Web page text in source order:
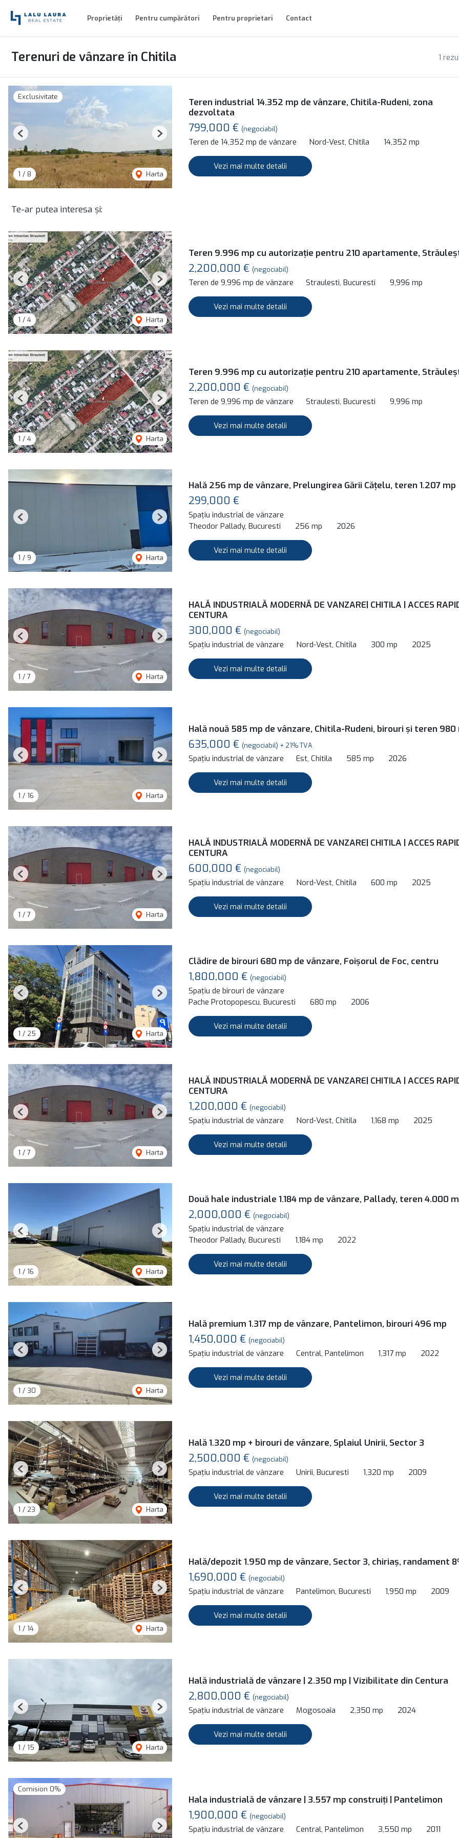
Proprietăți Pentru cumpărători Pentru proprietari Contact
1
Terenuri de vânzare în Chitila
Exclusivitate
1 / 8 Harta
Previous Next
Teren industrial 14.352 mp de vânzare, Chitila-Rudeni, zona
dezvoltata
799,000 € (negociabil)
Teren de 14,352 mp de vânzare Nord-Vest, Chitila 14,352 mp
Vezi mai multe detalii
Te-ar putea interesa și:
1 / 4 Harta
Previous Next
Teren 9.996 mp cu autorizație pentru 210 apartamente,
2,200,000 € (negociabil)
Teren de 9,996 mp de vânzare Straulesti, Bucuresti 9,996 mp
Vezi mai multe detalii
1 / 4 Harta
Previous Next
Teren 9.996 mp cu autorizație pentru 210 apartamente,
2,200,000 € (negociabil)
Teren de 9,996 mp de vânzare Straulesti, Bucuresti 9,996 mp
Vezi mai multe detalii
1 / 9 Harta
Previous Next
Hală 256 mp de vânzare, Prelungirea Gării Cățelu, teren 1.207 mp
299,000 €
Spațiu industrial de vânzare
Theodor Pallady, Bucuresti
256 mp 2026
Vezi mai multe detalii
1 / 7 Harta
Previous Next
HALĂ INDUSTRIALĂ MODERNĂ DE VANZARE| CHITILA | ACCES
CENTURA
300,000 € (negociabil)
Spațiu industrial de vânzare Nord-Vest, Chitila 300 mp 2025
Vezi mai multe detalii
1 / 16 Harta
Previous Next
Hală nouă 585 mp de vânzare, Chitila-Rudeni, birouri și teren 980
635,000 € (negociabil) + 21% TVA
Spațiu industrial de vânzare Est, Chitila 585 mp 2026
Vezi mai multe detalii
1 / 7 Harta
Previous Next
HALĂ INDUSTRIALĂ MODERNĂ DE VANZARE| CHITILA | ACCES
CENTURA
600,000 € (negociabil)
Spațiu industrial de vânzare Nord-Vest, Chitila 600 mp 2025
Vezi mai multe detalii
1 / 25 Harta
Previous Next
Clădire de birouri 680 mp de vânzare, Foișorul de Foc, centru
1,800,000 € (negociabil)
Spațiu de birouri de vânzare
Pache Protopopescu, Bucuresti
680 mp 2006
Vezi mai multe detalii
1 / 7 Harta
Previous Next
HALĂ INDUSTRIALĂ MODERNĂ DE VANZARE| CHITILA | ACCES
CENTURA
1,200,000 € (negociabil)
Spațiu industrial de vânzare Nord-Vest, Chitila 1,168 mp 2025
Vezi mai multe detalii
1 / 16 Harta
Previous Next
Două hale industriale 1.184 mp de vânzare, Pallady, teren 4.000
2,000,000 € (negociabil)
Spațiu industrial de vânzare
Theodor Pallady, Bucuresti
1,184 mp 2022
Vezi mai multe detalii
1 / 30 Harta
Previous Next
Hală premium 1.317 mp de vânzare, Pantelimon, birouri 496 mp
1,450,000 € (negociabil)
Spațiu industrial de vânzare Central, Pantelimon 1,317 mp 2022
Vezi mai multe detalii
1 / 23 Harta
Previous Next
Hală 1.320 mp + birouri de vânzare, Splaiul Unirii, Sector 3
2,500,000 € (negociabil)
Spațiu industrial de vânzare Unirii, Bucuresti 1,320 mp 2009
Vezi mai multe detalii
1 / 14 Harta
Previous Next
Hală/depozit 1.950 mp de vânzare, Sector 3, chiriaș, randament
1,690,000 € (negociabil)
Spațiu industrial de vânzare Pantelimon, Bucuresti 1,950 mp 2009
Vezi mai multe detalii
1 / 15 Harta
Previous Next
Hală industrială de vânzare | 2.350 mp | Vizibilitate din Centura
2,800,000 € (negociabil)
Spațiu industrial de vânzare Mogosoaia 2,350 mp 2024
Vezi mai multe detalii
Comision 0%
Previous Next
Hala industrială de vânzare | 3.557 mp construiți | Pantelimon
1,900,000 € (negociabil)
Spațiu industrial de vânzare Central, Pantelimon 3,550 mp 2011